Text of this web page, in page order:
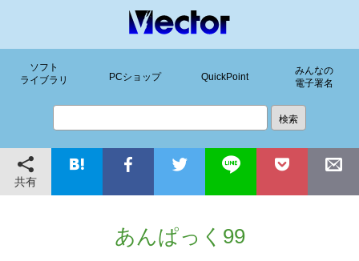
ソフト
ライブラリ
PCショップ QuickPoint
みんなの
電子署名
共有
あんぱっく99